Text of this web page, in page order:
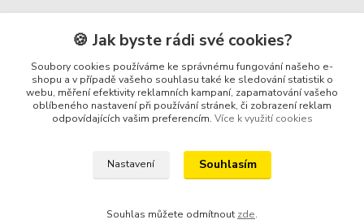
🛡️ Zákaznická podpora
📞 728 007 997
⏰ Po-Pá - 7:00 - 13:30
info@repulse.cz
🍪 Jak byste rádi své cookies?
Soubory cookies používáme ke správnému fungování našeho e-
shopu a v případě vašeho souhlasu také ke sledování statistik o
webu, měření efektivity reklamních kampaní, zapamatování vašeho
oblíbeného nastavení při používání stránek, či zobrazení reklam
odpovídajících vašim preferencím. Více k využití cookies
Nastavení Souhlasím
Souhlas můžete odmítnout zde.